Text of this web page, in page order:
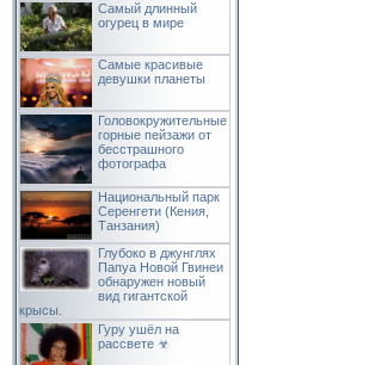
Самый длинный
огурец в мире
Самые красивые
девушки планеты
Головокружительные
горные пейзажи от
бесстрашного
фотографа
Национальный парк
Серенгети (Кения,
Танзания)
Глубоко в джунглях
Папуа Новой Гвинеи
обнаружен новый
вид гигантской
крысы.
Гуру ушёл на
рассвете ☣